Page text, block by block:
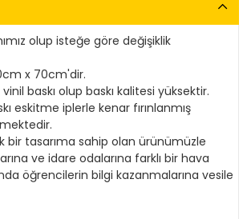
olup isteğe göre değişiklik
x 70cm'dir.
baskı olup baskı kalitesi yüksektir.
eskitme iplerle kenar fırınlanmış
bir tasarıma sahip olan ürünümüzle
ve idare odalarına farklı bir hava
öğrencilerin bilgi kazanmalarına vesile